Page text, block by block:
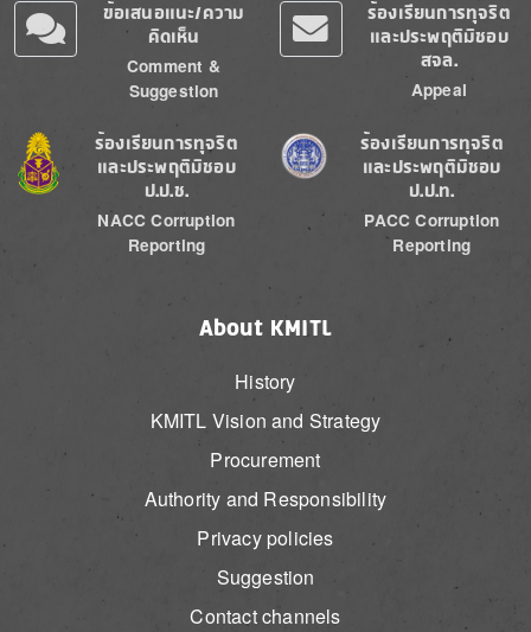
ข้อเสนอแนะ/ความ
คิดเห็น
Comment &
Suggestion
ร้องเรียนการทุจริต
และประพฤติมิชอบ
สจล.
Appeal
Image
ร้องเรียนการทุจริต
และประพฤติมิชอบ
ป.ป.ช.
NACC Corruption
Reporting
Image
ร้องเรียนการทุจริต
และประพฤติมิชอบ
ป.ป.ท.
PACC Corruption
Reporting
About KMITL
History
KMITL Vision and Strategy
Procurement
Authority and Responsibility
Privacy policies
Suggestion
Contact channels